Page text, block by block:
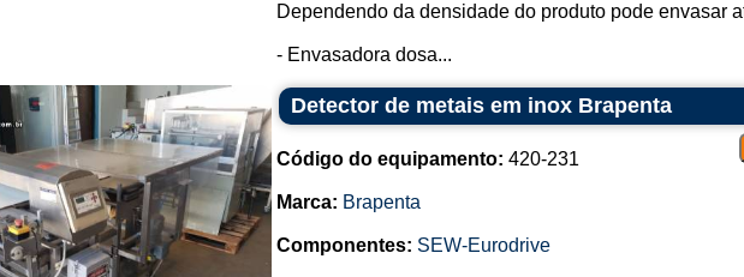
Dependendo da densidade do produto pode envasar
- Envasadora dosa...
Detector de metais em inox Brapenta
Código do equipamento: 420-231
Marca: Brapenta
Componentes: SEW-Eurodrive